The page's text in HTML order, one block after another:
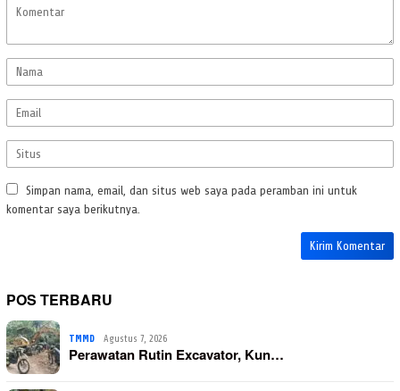
Simpan nama, email, dan situs web saya pada peramban ini untuk
komentar saya berikutnya.
POS TERBARU
TMMD Agustus 7, 2026
Perawatan Rutin Excavator, Kun…